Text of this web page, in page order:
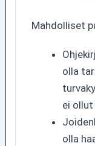
Mahdolliset
olla
ei
olla